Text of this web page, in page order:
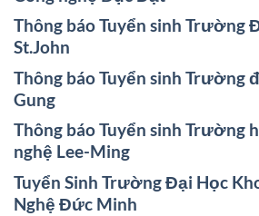
Thông báo Tuyển sinh Trường
St.John
Thông báo Tuyển sinh Trường
Gung
Thông báo Tuyển sinh Trường
nghệ Lee-Ming
Tuyển Sinh Trường Đại Học
Nghệ Đức Minh